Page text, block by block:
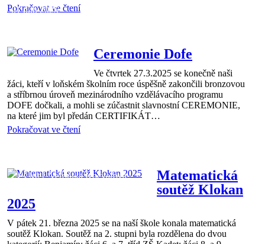
Pokračovat ve čtení
01 dub 2025
Ceremonie Dofe
Ve čtvrtek 27.3.2025 se konečně naši
žáci, kteří v loňském školním roce úspěšně zakončili bronzovou
a stříbrnou úroveň mezinárodního vzdělávacího programu
DOFE dočkali, a mohli se zúčastnit slavnostní CEREMONIE,
na které jim byl předán CERTIFIKÁT…
Pokračovat ve čtení
Mgr. Veronika Kočvarová
Matematická
soutěž Klokan
2025
V pátek 21. března 2025 se na naší škole konala matematická
soutěž Klokan. Soutěž na 2. stupni byla rozdělena do dvou